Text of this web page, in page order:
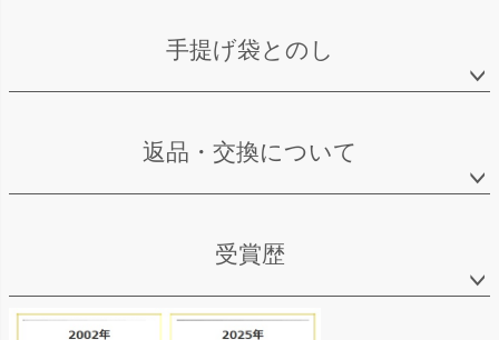
手提げ袋とのし
返品・交換について
受賞歴